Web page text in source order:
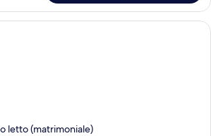
Un soggiorno con divano, un
letto (matrimoniale)